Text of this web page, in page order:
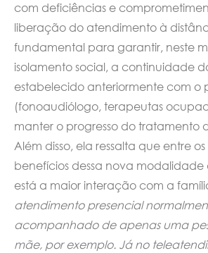
com deficiências e
liberação do atendimento à
fundamental para garantir, neste
isolamento social, a continuidade
estabelecido anteriormente com o
(fonoaudiólogo, terapeutas
manter o progresso do tratamento
Além disso, ela ressalta que entre
benefícios dessa nova
está a maior interação com a
atendimento presencial
acompanhado de apenas uma
mãe, por exemplo. Já no